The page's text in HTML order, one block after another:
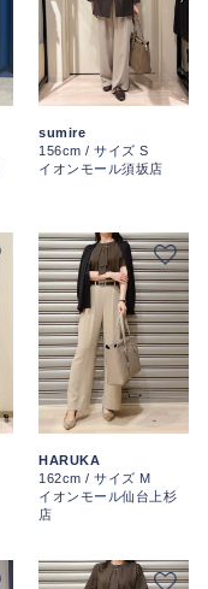
sumire
156cm / サイズ S
イオンモール須坂店
HARUKA
162cm / サイズ M
イオンモール仙台上杉
店